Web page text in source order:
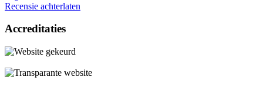
Recensie achterlaten
Accreditaties